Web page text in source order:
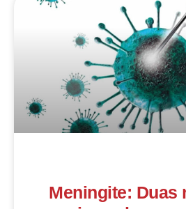
Meningite: Duas